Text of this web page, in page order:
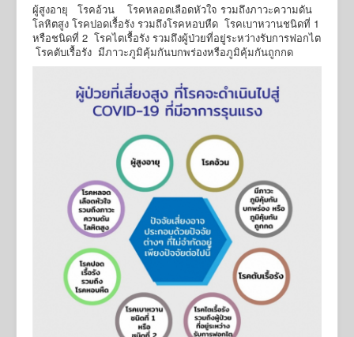
ผู้สูงอายุ โรคอ้วน โรคหลอดเลือดหัวใจ รวมถึงภาวะความดัน
โลหิตสูง โรคปอดเรื้อรัง รวมถึงโรคหอบหืด โรคเบาหวานชนิดที่ 1
หรือชนิดที่ 2 โรคไตเรื้อรัง รวมถึงผู้ป่วยที่อยู่ระหว่างรับการฟอกไต
โรคตับเรื้อรัง มีภาวะภูมิคุ้มกันบกพร่องหรือภูมิคุ้มกันถูกกด